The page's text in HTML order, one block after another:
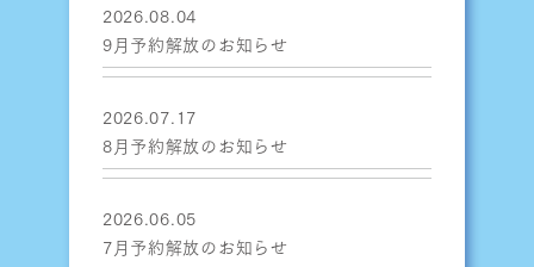
2026.08.04
9月予約解放のお知らせ
2026.07.17
8月予約解放のお知らせ
2026.06.05
7月予約解放のお知らせ